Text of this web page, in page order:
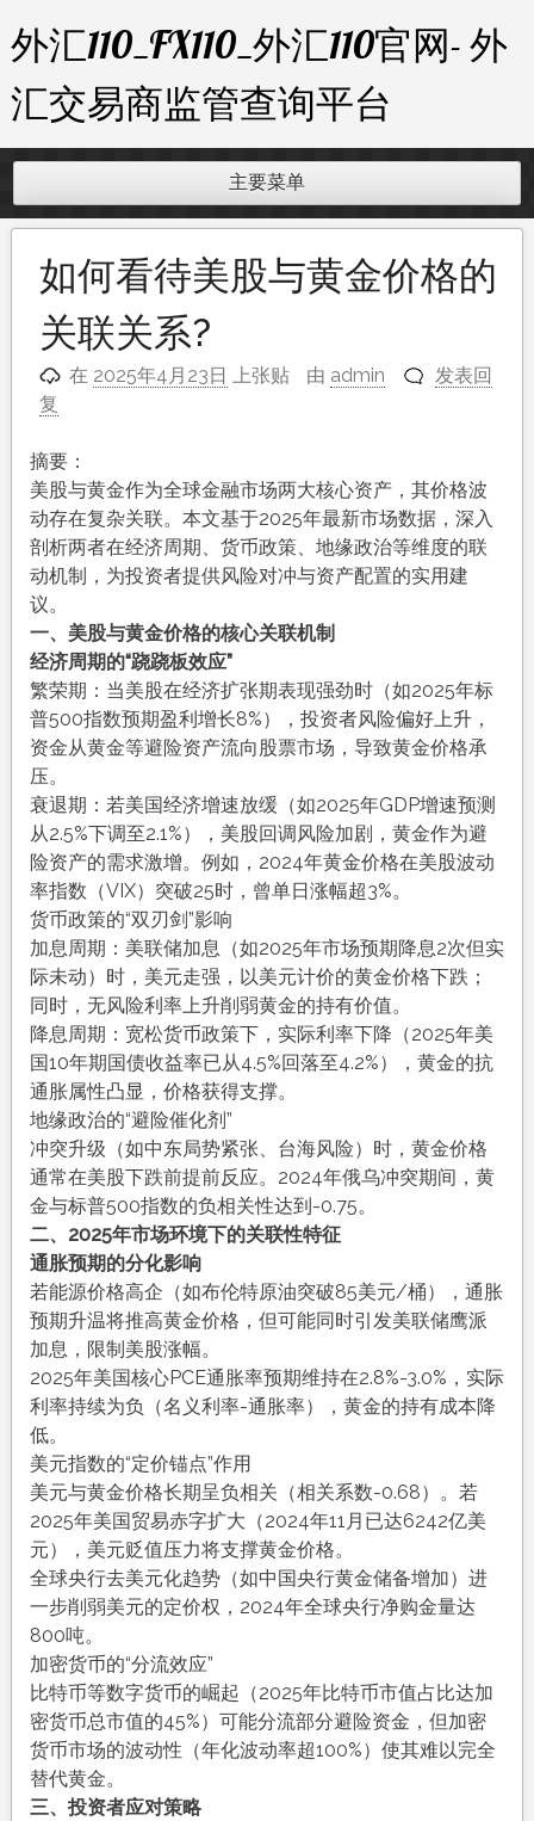
至
内
容
外汇110_FX110_外汇110官网- 外
汇交易商监管查询平台
主要菜单
如何看待美股与黄金价格的
关联关系?
在 2025年4月23日 上张贴 由 admin
发表回
复
摘要：
美股与黄金作为全球金融市场两大核心资产，其价格波
动存在复杂关联。本文基于2025年最新市场数据，深入
剖析两者在经济周期、货币政策、地缘政治等维度的联
动机制，为投资者提供风险对冲与资产配置的实用建
议。
一、美股与黄金价格的核心关联机制
经济周期的“跷跷板效应”
繁荣期：当美股在经济扩张期表现强劲时（如2025年标
普500指数预期盈利增长8%），投资者风险偏好上升，
资金从黄金等避险资产流向股票市场，导致黄金价格承
压。
衰退期：若美国经济增速放缓（如2025年GDP增速预测
从2.5%下调至2.1%），美股回调风险加剧，黄金作为避
险资产的需求激增。例如，2024年黄金价格在美股波动
率指数（VIX）突破25时，曾单日涨幅超3%。
货币政策的“双刃剑”影响
加息周期：美联储加息（如2025年市场预期降息2次但实
际未动）时，美元走强，以美元计价的黄金价格下跌；
同时，无风险利率上升削弱黄金的持有价值。
降息周期：宽松货币政策下，实际利率下降（2025年美
国10年期国债收益率已从4.5%回落至4.2%），黄金的抗
通胀属性凸显，价格获得支撑。
地缘政治的“避险催化剂”
冲突升级（如中东局势紧张、台海风险）时，黄金价格
通常在美股下跌前提前反应。2024年俄乌冲突期间，黄
金与标普500指数的负相关性达到-0.75。
二、2025年市场环境下的关联性特征
通胀预期的分化影响
若能源价格高企（如布伦特原油突破85美元/桶），通胀
预期升温将推高黄金价格，但可能同时引发美联储鹰派
加息，限制美股涨幅。
2025年美国核心PCE通胀率预期维持在2.8%-3.0%，实际
利率持续为负（名义利率-通胀率），黄金的持有成本降
低。
美元指数的“定价锚点”作用
美元与黄金价格长期呈负相关（相关系数-0.68）。若
2025年美国贸易赤字扩大（2024年11月已达6242亿美
元），美元贬值压力将支撑黄金价格。
全球央行去美元化趋势（如中国央行黄金储备增加）进
一步削弱美元的定价权，2024年全球央行净购金量达
800吨。
加密货币的“分流效应”
比特币等数字货币的崛起（2025年比特币市值占比达加
密货币总市值的45%）可能分流部分避险资金，但加密
货币市场的波动性（年化波动率超100%）使其难以完全
替代黄金。
三、投资者应对策略